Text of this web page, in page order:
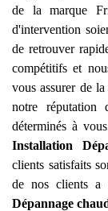
de la marque
d'intervention
de retrouver
compétitifs et
vous assurer de
notre
déterminés à
Installation
clients satisfaits
de nos clients a
Dépannage